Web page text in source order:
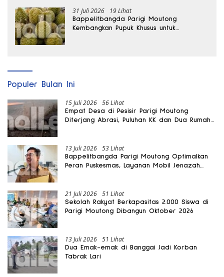
31 Juli 2026 19 Lihat
Bappelitbangda Parigi Moutong
Kembangkan Pupuk Khusus untuk
Populer Bulan Ini
15 Juli 2026 56 Lihat
Empat Desa di Pesisir Parigi Moutong
Diterjang Abrasi, Puluhan KK dan Dua Rumah
13 Juli 2026 53 Lihat
Bappelitbangda Parigi Moutong Optimalkan
Peran Puskesmas, Layanan Mobil Jenazah
21 Juli 2026 51 Lihat
Sekolah Rakyat Berkapasitas 2.000 Siswa di
Parigi Moutong Dibangun Oktober 2026
13 Juli 2026 51 Lihat
Dua Emak-emak di Banggai Jadi Korban
Tabrak Lari